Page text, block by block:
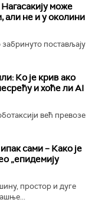
може
али не и у околини
постављају
Ко је крив ако
и хоће ли AI
већ превозе
сами – Како је
„епидемију
простор и дуге